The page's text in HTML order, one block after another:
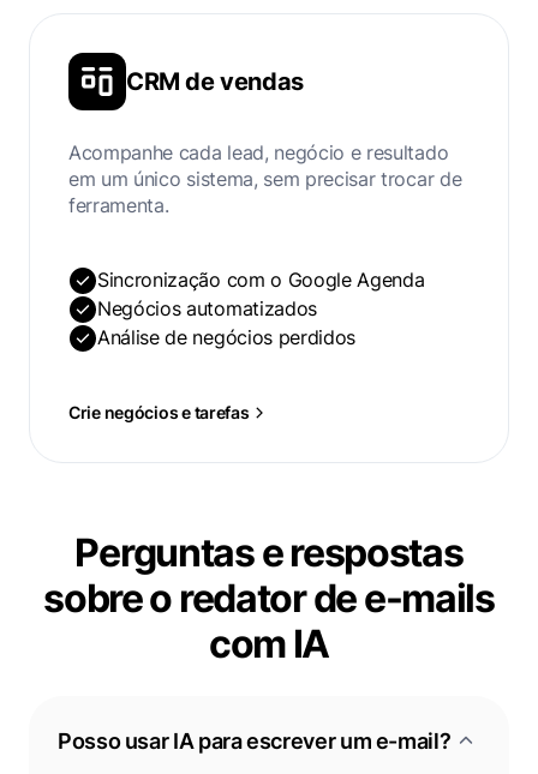
CRM de vendas
Acompanhe cada lead, negócio e resultado
em um único sistema, sem precisar trocar de
ferramenta.
Sincronização com o Google Agenda
Negócios automatizados
Análise de negócios perdidos
Crie negócios e tarefas
Perguntas e respostas
sobre o redator de e-mails
com IA
Posso usar IA para escrever um e-mail?